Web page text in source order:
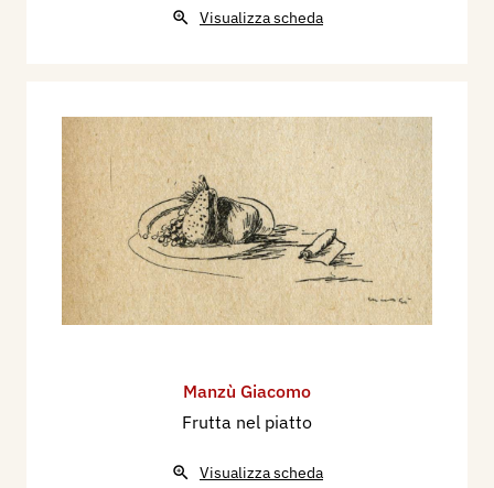
Visualizza scheda
Manzù Giacomo
Frutta nel piatto
Visualizza scheda